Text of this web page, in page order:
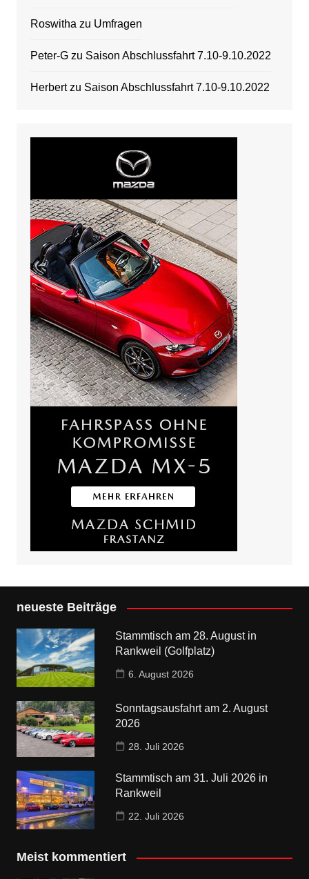
Roswitha zu Umfragen
Peter-Gzu Saison Abschlussfahrt 7.10-9.10.2022
Herbertzu Saison Abschlussfahrt 7.10-9.10.2022
neueste Beiträge
Stammtisch am 28. August in
Rankweil (Golfplatz)
6. August 2026
Sonntagsausfahrt am 2. August
2026
28. Juli 2026
Stammtisch am 31. Juli 2026 in
Rankweil
22. Juli 2026
Meist kommentiert